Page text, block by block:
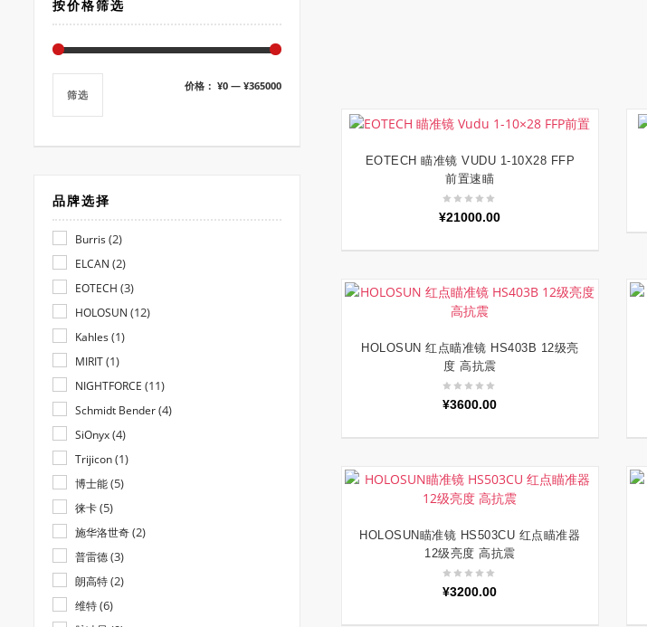
按价格筛选
最最
筛选
价格： ¥0 — ¥365000
品牌选择
Burris(2)
ELCAN (2)
EOTECH (3)
HOLOSUN (12)
Kahles(1)
MIRIT(1)
NIGHTFORCE (11)
Schmidt Bender(4)
SiOnyx(4)
Trijicon(1)
博士能(5)
徕卡(5)
施华洛世奇(2)
普雷德(3)
朗高特(2)
维特(6)
阅读更多
EOTECH 瞄准镜 VUDU 1-10X28 FFP
前置速瞄
¥21000.00
加入购物车
HOLOSUN 红点瞄准镜 HS403B 12级亮
度 高抗震
¥3600.00
加入购物车
HOLOSUN瞄准镜 HS503CU 红点瞄准器
12级亮度 高抗震
¥3200.00